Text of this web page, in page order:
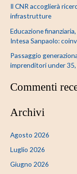
Il CNR accoglierà
infrastrutture
Educazione
Intesa Sanpaolo:
Passaggio
imprenditori under 35,
Commenti
Archivi
Agosto 2026
Luglio 2026
Giugno 2026